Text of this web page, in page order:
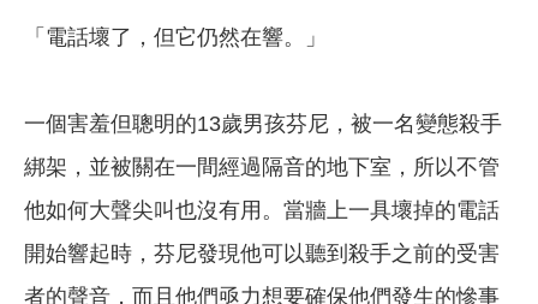
「電話壞了，但它仍然在響。」
一個害羞但聰明的13歲男孩芬尼，被一名變態殺手
綁架，並被關在一間經過隔音的地下室，所以不管
他如何大聲尖叫也沒有用。當牆上一具壞掉的電話
開始響起時，芬尼發現他可以聽到殺手之前的受害
者的聲音，而且他們亟力想要確保他們發生的慘事